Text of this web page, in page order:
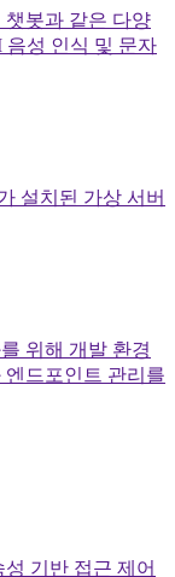
챗봇과 같은 다양
음성 인식 및 문자
설치된 가상 서버
위해 개발 환경
드포인트 관리를
기반 접근 제어